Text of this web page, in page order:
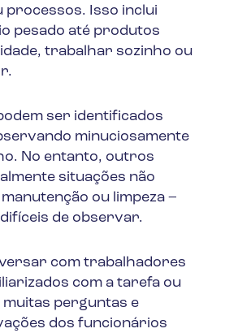
processos. Isso inclui
pesado até produtos
trabalhar sozinho ou
ser identificados
minuciosamente
No entanto, outros
situações não
ou limpeza –
de observar.
com trabalhadores
com a tarefa ou
perguntas e
dos funcionários